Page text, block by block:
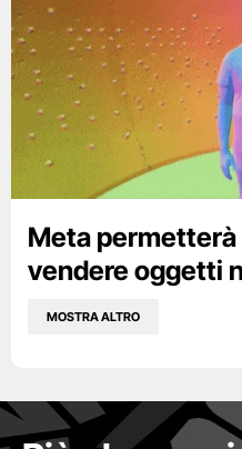
Meta
vendere oggetti
MOSTRA ALTRO